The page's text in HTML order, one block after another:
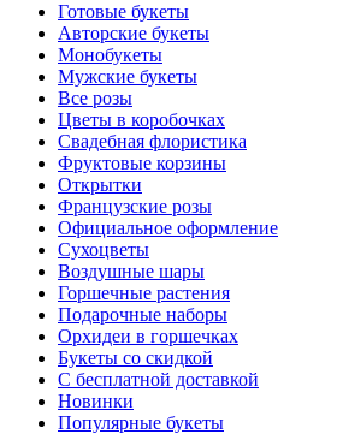
Готовые букеты
Авторские букеты
Монобукеты
Мужские букеты
Все розы
Цветы в коробочках
Свадебная флористика
Фруктовые корзины
Открытки
Французские розы
Официальное оформление
Сухоцветы
Воздушные шары
Горшечные растения
Подарочные наборы
Орхидеи в горшечках
Букеты со скидкой
С бесплатной доставкой
Новинки
Популярные букеты